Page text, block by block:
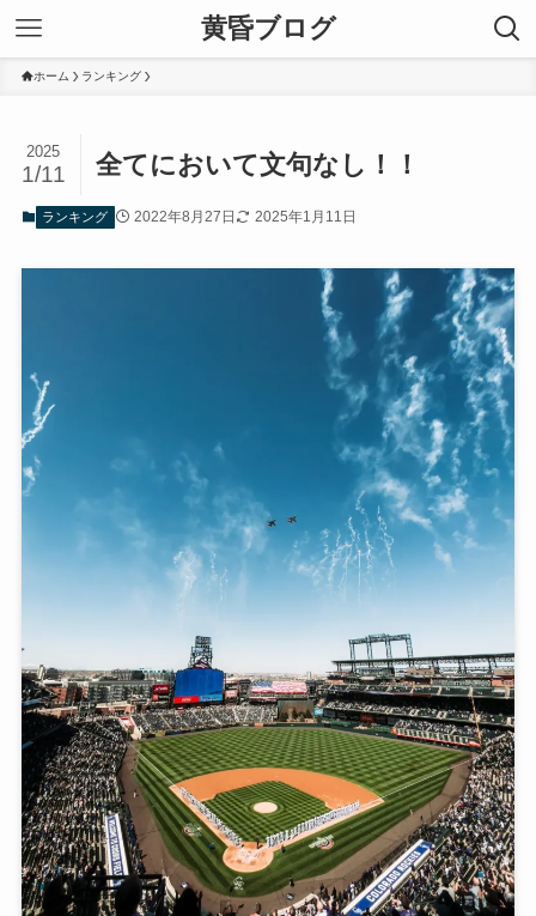
黄昏ブログ
ホーム ランキング
全てにおいて文句なし！！
2025
1/11
ランキング 2022年8月27日 2025年1月11日